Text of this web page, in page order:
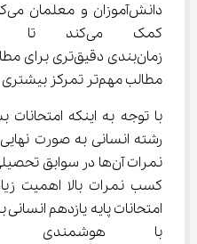
کمک
زمان‌بندی
مطالب مهم‌تر تمرکز بیشتری کنید.
با توجه به اینکه
کسب نمرات بالا اهمیت
با هوشمندی